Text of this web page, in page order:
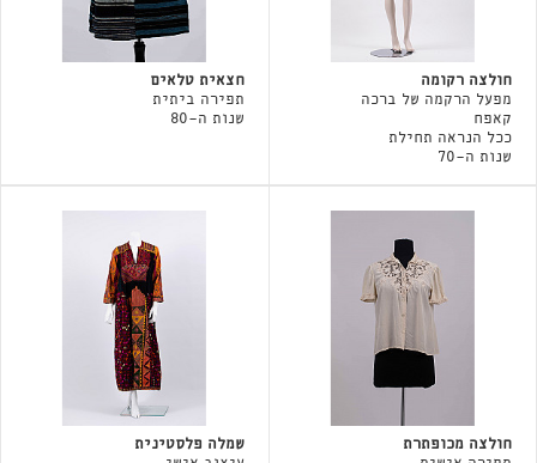
חולצה רקומה
מפעל הרקמה של ברכה
קאפח
ככל הנראה תחילת
שנות ה-70
חצאית טלאים
תפירה ביתית
שנות ה-80
חולצה מכופתרת
שמלה פלסטינית